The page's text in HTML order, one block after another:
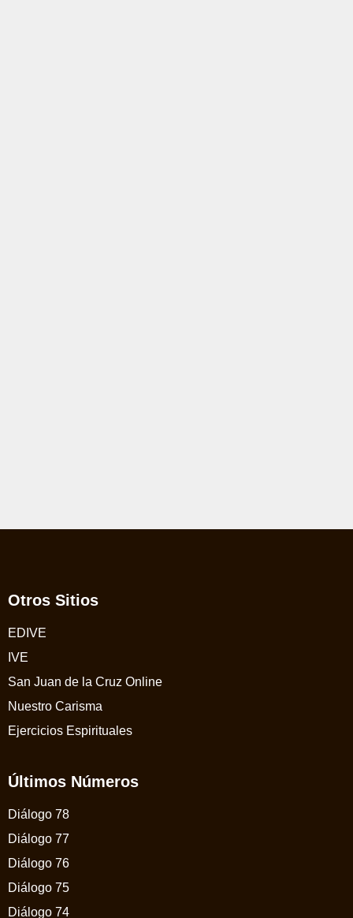
Otros Sitios
EDIVE
IVE
San Juan de la Cruz Online
Nuestro Carisma
Ejercicios Espirituales
Últimos Números
Diálogo 78
Diálogo 77
Diálogo 76
Diálogo 75
Diálogo 74